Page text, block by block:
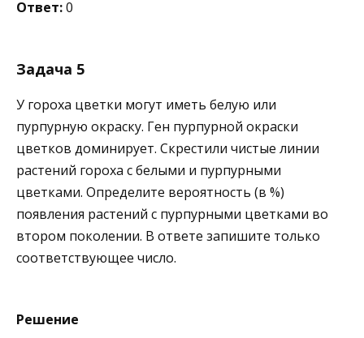
Ответ:0
Задача 5
У гороха цветки могут иметь белую или
пурпурную окраску. Ген пурпурной окраски
цветков доминирует. Скрестили чистые линии
растений гороха с белыми и пурпурными
цветками. Определите вероятность (в %)
появления растений с пурпурными цветками во
втором поколении. В ответе запишите только
соответствующее число.
Решение